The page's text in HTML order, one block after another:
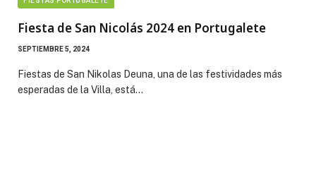
Fiesta de San Nicolás 2024 en Portugalete
SEPTIEMBRE 5, 2024
Fiestas de San Nikolas Deuna, una de las festividades más
esperadas de la Villa, está…